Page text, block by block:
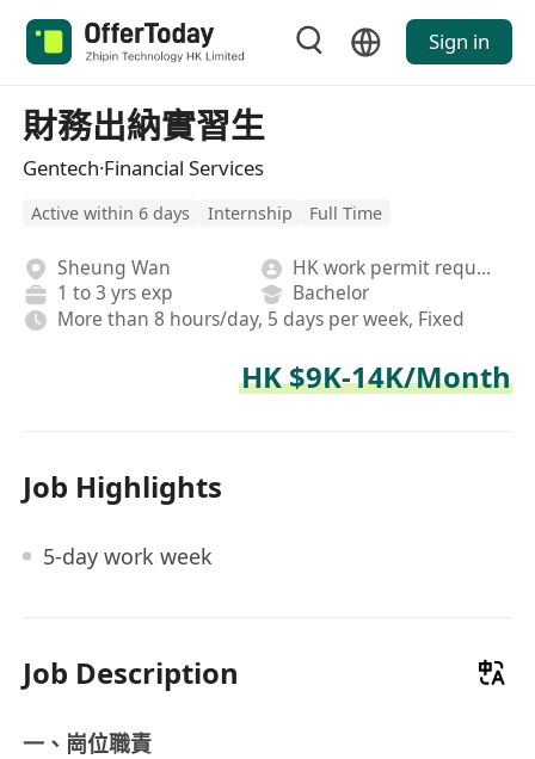
Sign in
財務出納實習生
Gentech·Financial Services
Active within 6 days Internship Full Time
Sheung Wan
HK work permit required
1 to 3 yrs exp
Bachelor
More than 8 hours/day, 5 days per week, Fixed
HK $9K-14K/Month
Job Highlights
5-day work week
Job Description
一、崗位職責